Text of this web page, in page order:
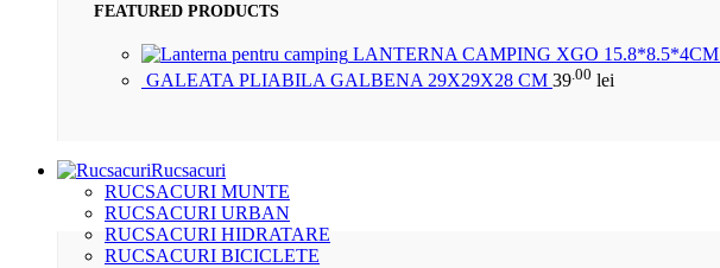
FEATURED PRODUCTS
LANTERNA CAMPING XGO 15.8*8.5*4CM
GALEATA PLIABILA GALBENA 29X29X28 CM 39 .00 lei
Rucsacuri
RUCSACURI MUNTE
RUCSACURI URBAN
RUCSACURI HIDRATARE
RUCSACURI BICICLETE